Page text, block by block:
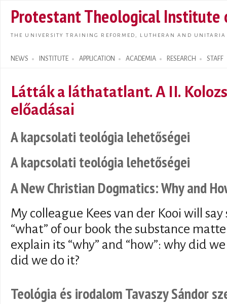
main
Protestant Theological Institute
THE UNIVERSITY TRAINING REFORMED, LUTHERAN AND
NEWS INSTITUTE APPLICATION ACADEMIA RESEARCH STAFF
Search form
Látták a láthatatlant. A II.
előadásai
A kapcsolati teológia lehetőségei
A kapcsolati teológia lehetőségei
A New Christian Dogmatics: Why and
My colleague Kees van der Kooi will
“what” of our book the substance
explain its “why” and “how”: why did
did we do it?
Teológia és irodalom Tavaszy Sándor